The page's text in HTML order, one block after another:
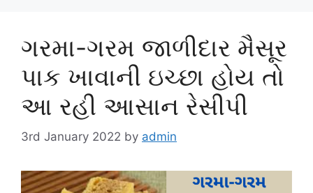
ગરમા-ગરમ જાળીદાર મૈસૂર
પાક ખાવાની ઇચ્છા હોય તો
આ રહી આસાન રેસીપી
3rd January 2022 by admin